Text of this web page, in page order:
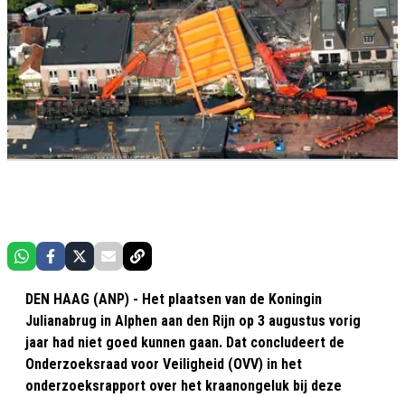
DEN HAAG (ANP) - Het plaatsen van de Koningin
Julianabrug in Alphen aan den Rijn op 3 augustus vorig
jaar had niet goed kunnen gaan. Dat concludeert de
Onderzoeksraad voor Veiligheid (OVV) in het
onderzoeksrapport over het kraanongeluk bij deze